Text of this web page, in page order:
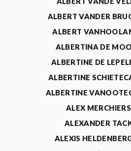
ALBERT VANDER
ALBERT
ALBERTINA DE
ALBERTINE DE
ALBERTINE
ALBERTINE
ALEX
ALEXANDER
ALEXIS